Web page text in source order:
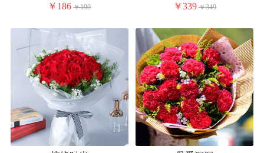
￥186 ￥199 ￥339 ￥349